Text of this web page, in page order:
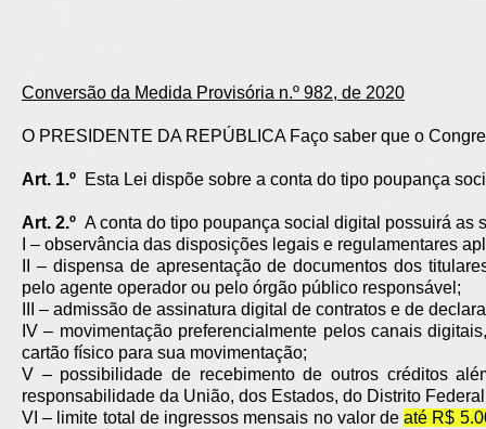
Conversão da Medida Provisória n.º 982, de 2020
O PRESIDENTE DA REPÚBLICA Faço saber que o
Art. 1.º Esta Lei dispõe sobre a conta do tipo poupança
Art. 2.º A conta do tipo poupança social digital possuirá as
I – observância das disposições legais e regulamentares
II – dispensa de apresentação de documentos dos
pelo agente operador ou pelo órgão público responsável;
III – admissão de assinatura digital de contratos e de
IV – movimentação preferencialmente pelos canais
cartão físico para sua movimentação;
V – possibilidade de recebimento de outros créditos
responsabilidade da União, dos Estados, do Distrito
VI – limite total de ingressos mensais no valor deaté R$